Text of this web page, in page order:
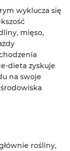
wyklucza się
mięso,
dieta zyskuje
na swoje
rośliny,